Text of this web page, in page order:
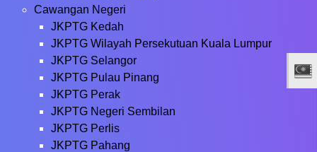
Cawangan Negeri
JKPTG Kedah
JKPTG Wilayah Persekutuan Kuala Lumpur
JKPTG Selangor
JKPTG Pulau Pinang
JKPTG Perak
JKPTG Negeri Sembilan
JKPTG Perlis
JKPTG Pahang